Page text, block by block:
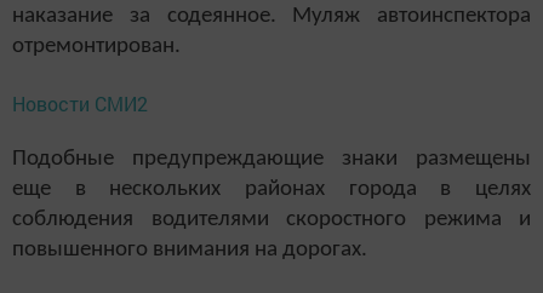
наказание за содеянное. Муляж автоинспектора
отремонтирован.
Новости СМИ2
Подобные предупреждающие знаки размещены
еще в нескольких районах города в целях
соблюдения водителями скоростного режима и
повышенного внимания на дорогах.